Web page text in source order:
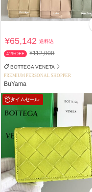
¥65,142送料込
41%OFF ¥112,000
BOTTEGA VENETA
PREMIUM PERSONAL SHOPPER
BuYama
タイムセール